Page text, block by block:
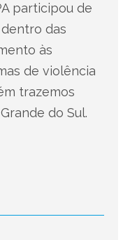
participou de
das
às
de violência
trazemos
do Sul.